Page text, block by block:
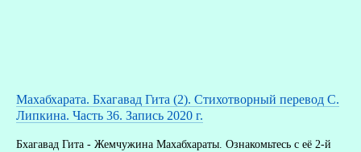
Махабхарата. Бхагавад Гита (2). Стихотворный перевод С.
Липкина. Часть 36. Запись 2020 г.
Бхагавад Гита - Жемчужина Махабхараты. Ознакомьтесь с её 2-й